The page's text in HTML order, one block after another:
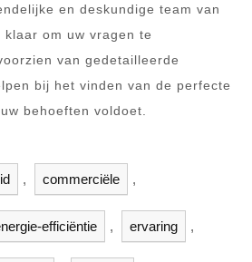
en deskundige team van
om uw vragen te
van gedetailleerde
bij het vinden van de perfecte
behoeften voldoet.
, commerciële ,
efficiëntie , ervaring ,